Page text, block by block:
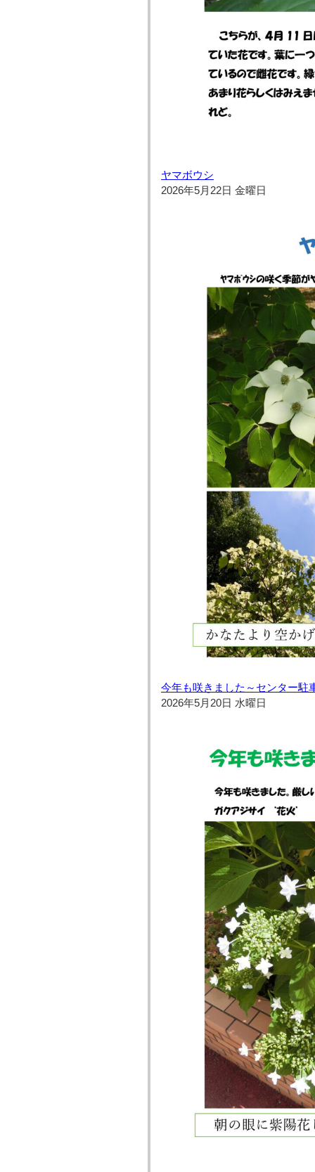
ヤマボウシ
2026年5月22日 金曜日
今年も咲きました～センター駐
2026年5月20日 水曜日